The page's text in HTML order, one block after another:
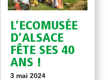
L’ECOMUSÉE
D’ALSACE
FÊTE SES 40
ANS !
3 mai 2024